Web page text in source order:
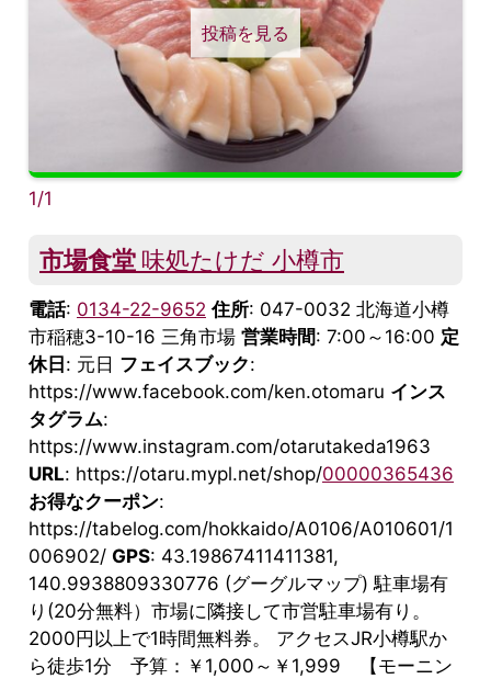
投稿を見る
1/1
市場食堂 味処たけだ 小樽市
電話: 0134-22-9652 住所: 047-0032 北海道小樽
市稲穂3-10-16 三角市場 営業時間: 7:00～16:00 定
休日 : 元日 フェイスブック:
https://www.facebook.com/ken.otomaru インス
タグラム:
https://www.instagram.com/otarutakeda1963
URL: https://otaru.mypl.net/shop/00000365436
お得なクーポン:
https://tabelog.com/hokkaido/A0106/A010601/1
006902/ GPS: 43.19867411411381,
140.9938809330776 (グーグルマップ) 駐車場有
り(20分無料）市場に隣接して市営駐車場有り。
2000円以上で1時間無料券。 アクセスJR小樽駅か
ら徒歩1分 予算：￥1,000～￥1,999 【モーニン